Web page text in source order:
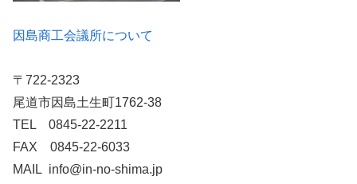
因島商工会議所について
〒722-2323
尾道市因島土生町1762-38
TEL 0845-22-2211
FAX 0845-22-6033
MAIL info@in-no-shima.jp